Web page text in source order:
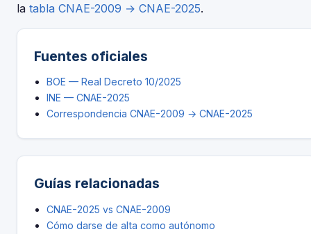
la tabla CNAE-2009 → CNAE-2025.
Fuentes oficiales
BOE — Real Decreto 10/2025
INE — CNAE-2025
Correspondencia CNAE-2009 → CNAE-2025
Guías relacionadas
CNAE-2025 vs CNAE-2009
Cómo darse de alta como autónomo